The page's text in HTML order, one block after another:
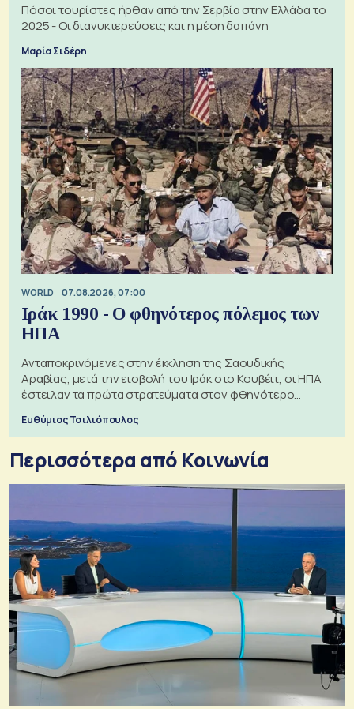
Πόσοι τουρίστες ήρθαν από την Σερβία στην Ελλάδα το
2025 - Οι διανυκτερεύσεις και η μέση δαπάνη
Μαρία Σιδέρη
WORLD 07.08.2026, 07:00
Ιράκ 1990 - Ο φθηνότερος πόλεμος των
ΗΠΑ
Ανταποκρινόμενες στην έκκληση της Σαουδικής
Αραβίας, μετά την εισβολή του Ιράκ στο Κουβέιτ, οι ΗΠΑ
έστειλαν τα πρώτα στρατεύματα στον φθηνότερο
Ευθύμιος Τσιλιόπουλος
Περισσότερα από Κοινωνία